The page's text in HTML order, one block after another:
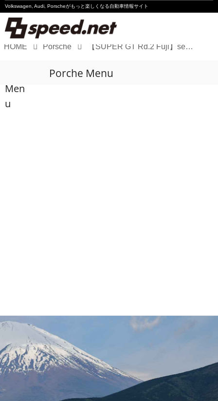
Volkswagen, Audi, Porscheがもっと楽しくなる自動車情報サイト
Audi
HOME Porsche 【SUPER GT Rd.2 Fuji】seven × seven PORSCHE GT3R EVOが表彰台まであと一歩
Men
u
Porche Menu